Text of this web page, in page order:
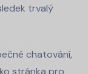
trvalý
chatování,